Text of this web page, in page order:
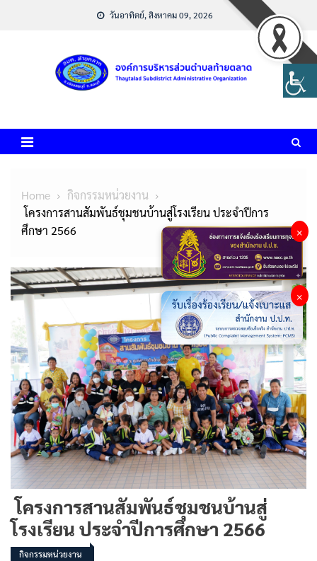
วันอาทิตย์, สิงหาคม 09, 2026
Home
กิจกรรมหน่วยงาน
โครงการสานสัมพันธ์ชุมชนบ้านสู่โรงเรียน ประจำปีการ
ศึกษา 2566
โครงการสานสัมพันธ์ชุมชนบ้านสู่
โรงเรียน ประจำปีการศึกษา 2566
กิจกรรมหน่วยงาน
×
×